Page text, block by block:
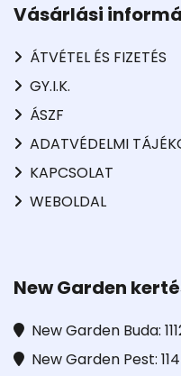
Vásárlási
ÁTVÉTEL ÉS FIZETÉS
GY.I.K.
ÁSZF
ADATVÉDELMI
KAPCSOLAT
WEBOLDAL
New Garden
New Garden Buda:
New Garden Pest: